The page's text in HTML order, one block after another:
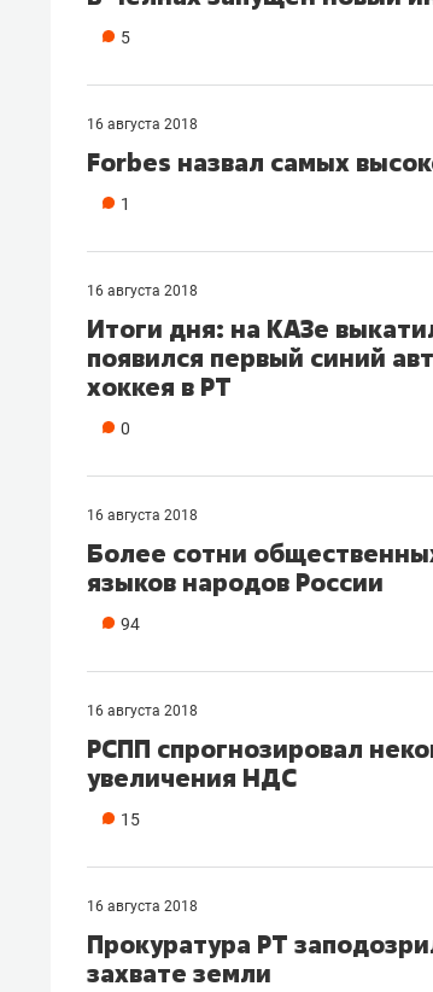
5
16 августа 2018
Forbes назвал самых
1
16 августа 2018
Итоги дня: на КАЗе
появился первый синий
хоккея в РТ
0
16 августа 2018
Более сотни
языков народов России
94
16 августа 2018
РСПП спрогнозировал
увеличения НДС
15
16 августа 2018
​Прокуратура РТ
захвате земли